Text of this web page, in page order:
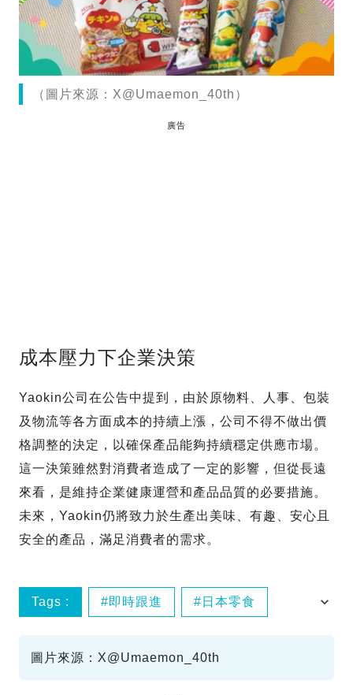
（圖片來源：X@Umaemon_40th）
廣告
成本壓力下企業決策
Yaokin公司在公告中提到，由於原物料、人事、包裝
及物流等各方面成本的持續上漲，公司不得不做出價
格調整的決定，以確保產品能夠持續穩定供應市場。
這一決策雖然對消費者造成了一定的影響，但從長遠
來看，是維持企業健康運營和產品品質的必要措施。
未來，Yaokin仍將致力於生產出美味、有趣、安心且
安全的產品，滿足消費者的需求。
Tags : 即時跟進 日本零食
圖片來源：X@Umaemon_40th